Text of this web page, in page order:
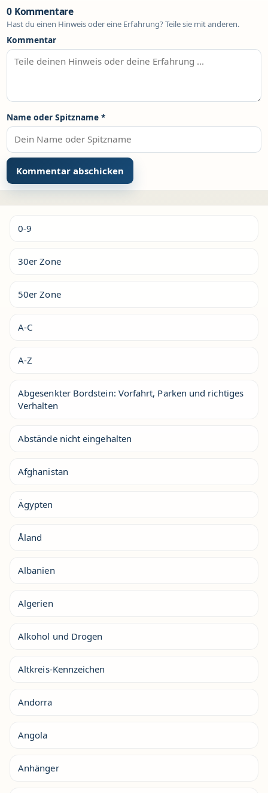
0 Kommentare
Hast du einen Hinweis oder eine Erfahrung? Teile sie mit anderen.
Kommentar
Name oder Spitzname *
0-9
30er Zone
50er Zone
A-C
A-Z
Abgesenkter Bordstein: Vorfahrt, Parken und richtiges
Verhalten
Abstände nicht eingehalten
Afghanistan
Ägypten
Åland
Albanien
Algerien
Alkohol und Drogen
Altkreis-Kennzeichen
Andorra
Angola
Anhänger